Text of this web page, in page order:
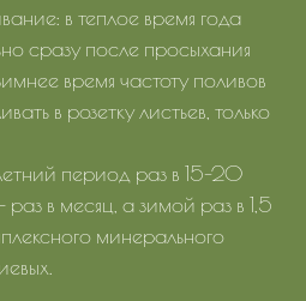
в теплое время года
сразу после просыхания
время частоту поливов
в розетку листьев, только
период раз в 15-20
раз в месяц, а зимой раз в 1,5
минерального